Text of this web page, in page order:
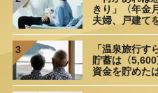
きり」〈年金
夫婦、戸建て
3
「温泉旅行
貯蓄は〈
資金を貯めた